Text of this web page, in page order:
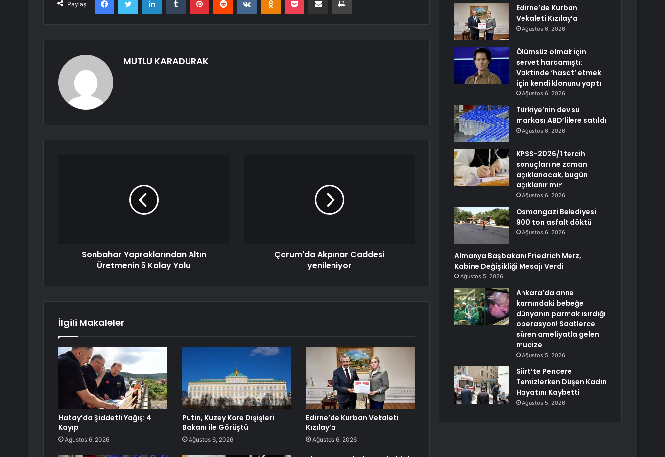
Paylaş
MUTLU KARADURAK
Sonbahar Yapraklarından Altın
Üretmenin 5 Kolay Yolu
Çorum'da Akpınar Caddesi
yenileniyor
İlgili Makaleler
Hatay’da Şiddetli Yağış: 4
Kayıp
Ağustos 6, 2026
Putin, Kuzey Kore Dışişleri
Bakanı ile Görüştü
Ağustos 6, 2026
Edirne’de Kurban Vekaleti
Kızılay’a
Ağustos 6, 2026
Edirne’de Kurban
Vekaleti Kızılay’a
Ağustos 6, 2026
Ölümsüz olmak için
servet harcamıştı:
Vaktinde ‘hasat’ etmek
için kendi klonunu yaptı
Ağustos 6, 2026
Türkiye’nin dev su
markası ABD’lilere satıldı
Ağustos 6, 2026
KPSS-2026/1 tercih
sonuçları ne zaman
açıklanacak, bugün
açıklanır mı?
Ağustos 6, 2026
Osmangazi Belediyesi
900 ton asfalt döktü
Ağustos 6, 2026
Almanya Başbakanı Friedrich Merz,
Kabine Değişikliği Mesajı Verdi
Ağustos 5, 2026
Ankara’da anne
karnındaki bebeğe
dünyanın parmak ısırdığı
operasyon! Saatlerce
süren ameliyatla gelen
mucize
Ağustos 5, 2026
Siirt’te Pencere
Temizlerken Düşen Kadın
Hayatını Kaybetti
Ağustos 5, 2026